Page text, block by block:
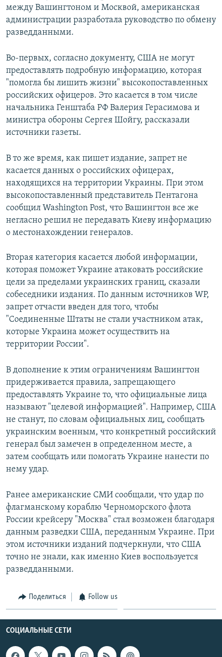
между Вашингтоном и Москвой, американская
администрации разработала руководство по обмену
разведданными.
Во-первых, согласно документу, США не могут
предоставлять подробную информацию, которая
"помогла бы лишить жизни" высокопоставленных
российских офицеров. Это касается в том числе
начальника Генштаба РФ Валерия Герасимова и
министра обороны Сергея Шойгу, рассказали
источники газеты.
В то же время, как пишет издание, запрет не
касается данных о российских офицерах,
находящихся на территории Украины. При этом
высокопоставленный представитель Пентагона
сообщил Washington Post, что Вашингтон все же
негласно решил не передавать Киеву информацию
о местонахождении генералов.
Вторая категория касается любой информации,
которая поможет Украине атаковать российские
цели за пределами украинских границ, сказали
собеседники издания. По данным источников WP,
запрет отчасти введен для того, чтобы
"Соединенные Штаты не стали участником атак,
которые Украина может осуществить на
территории России".
В дополнение к этим ограничениям Вашингтон
придерживается правила, запрещающего
предоставлять Украине то, что официальные лица
называют "целевой информацией". Например, США
не станут, по словам официальных лиц, сообщать
украинским военным, что конкретный российский
генерал был замечен в определенном месте, а
затем сообщать или помогать Украине нанести по
нему удар.
Ранее американские СМИ сообщали, что удар по
флагманскому кораблю Черноморского флота
России крейсеру "Москва" стал возможен благодаря
данным разведки США, переданным Украине. При
этом источники изданий подчеркнули, что США
точно не знали, как именно Киев воспользуется
разведданными.
Поделиться Follow us
СОЦИАЛЬНЫЕ СЕТИ